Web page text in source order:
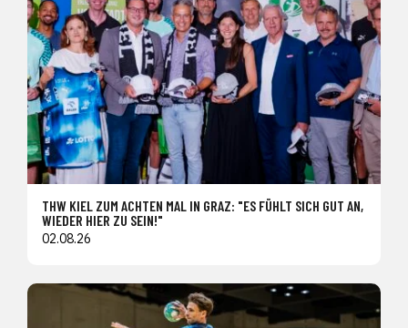
THW KIEL ZUM ACHTEN MAL IN GRAZ: "ES FÜHLT SICH GUT AN,
WIEDER HIER ZU SEIN!"
02.08.26